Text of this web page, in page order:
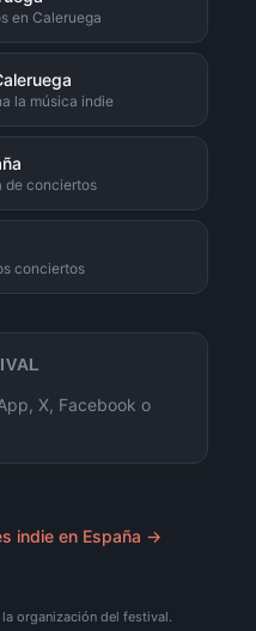
en Caleruega
la música indie
de conciertos
conciertos
X, Facebook o
indie en España →
organización del festival.